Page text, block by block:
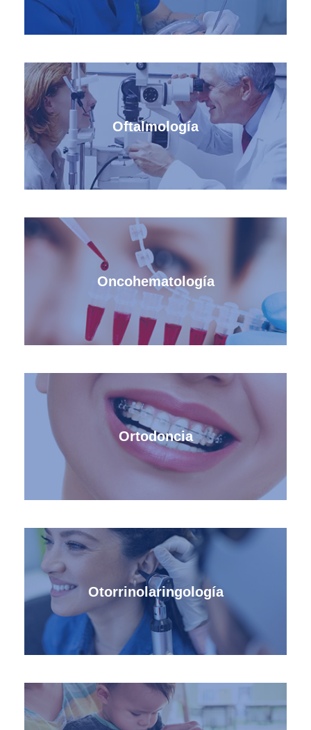
Oftalmología
Oncohematología
Ortodoncia
Otorrinolaringología